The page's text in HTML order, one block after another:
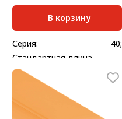
В корзину
Серия:
40;
Стандартная длина,
мм:
Масса, кг/шт:
0,332